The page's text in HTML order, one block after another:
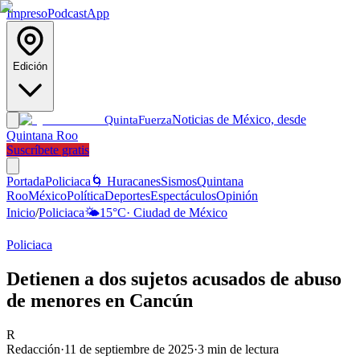
ImpresoPodcastApp
Edición
QuintaFuerzaNoticias de México, desde
Quintana Roo
Suscríbete gratis
PortadaPoliciaca 🌀 HuracanesSismosQuintana
RooMéxicoPolíticaDeportesEspectáculosOpinión
Inicio/Policiaca🌤️15°C· Ciudad de México
Policiaca
Detienen a dos sujetos acusados de abuso
de menores en Cancún
R
Redacción·11 de septiembre de 2025·3 min de lectura